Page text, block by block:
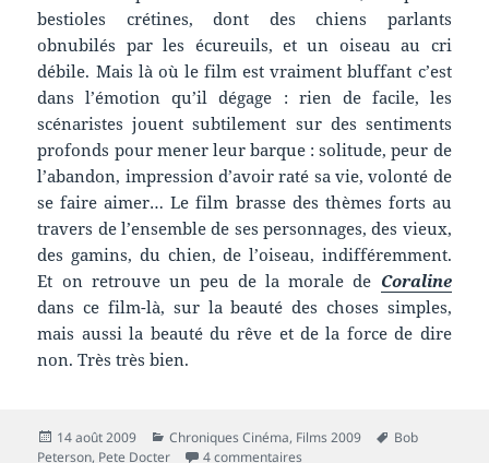
bestioles crétines, dont des chiens parlants
obnubilés par les écureuils, et un oiseau au cri
débile. Mais là où le film est vraiment bluffant c’est
dans l’émotion qu’il dégage : rien de facile, les
scénaristes jouent subtilement sur des sentiments
profonds pour mener leur barque : solitude, peur de
l’abandon, impression d’avoir raté sa vie, volonté de
se faire aimer… Le film brasse des thèmes forts au
travers de l’ensemble de ses personnages, des vieux,
des gamins, du chien, de l’oiseau, indifféremment.
Et on retrouve un peu de la morale de Coraline
dans ce film-là, sur la beauté des choses simples,
mais aussi la beauté du rêve et de la force de dire
non. Très très bien.
Publié
le
14 août 2009 Catégories
Chroniques Cinéma, Films 2009
Mots-
Bob
Peterson, Pete Docter 4 commentaires